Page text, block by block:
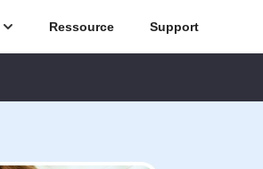
Ressource Support